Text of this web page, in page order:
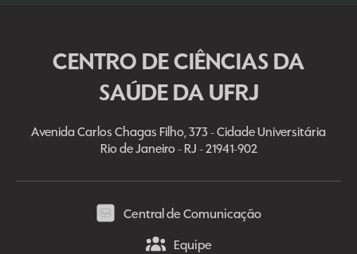
CENTRO DE CIÊNCIAS DA
SAÚDE DA UFRJ
Avenida Carlos Chagas Filho, 373 - Cidade Universitária
Rio de Janeiro - RJ - 21941-902
Central de Comunicação
Equipe